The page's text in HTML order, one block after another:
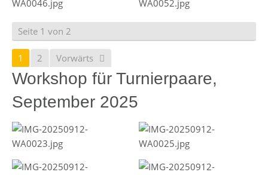
Seite 1 von 2
1 2 Vorwärts
Workshop für Turnierpaare,
September 2025